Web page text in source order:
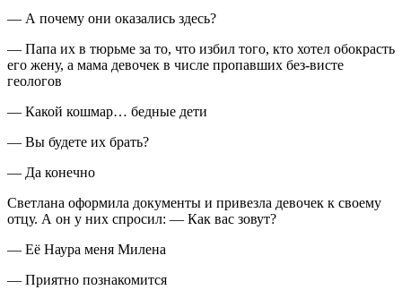
— А почему они оказались здесь?
— Папа их в тюрьме за то, что избил того, кто хотел обокрасть
его жену, а мама девочек в числе пропавших без-висте
геологов
— Какой кошмар… бедные дети
— Вы будете их брать?
— Да конечно
Светлана оформила документы и привезла девочек к своему
отцу. А он у них спросил: — Как вас зовут?
— Её Наура меня Милена
— Приятно познакомится